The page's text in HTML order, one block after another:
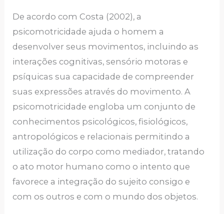
De acordo com Costa (2002), a
psicomotricidade ajuda o homem a
desenvolver seus movimentos, incluindo as
interações cognitivas, sensório motoras e
psíquicas sua capacidade de compreender
suas expressões através do movimento. A
psicomotricidade engloba um conjunto de
conhecimentos psicológicos, fisiológicos,
antropológicos e relacionais permitindo a
utilização do corpo como mediador, tratando
o ato motor humano como o intento que
favorece a integração do sujeito consigo e
com os outros e com o mundo dos objetos.